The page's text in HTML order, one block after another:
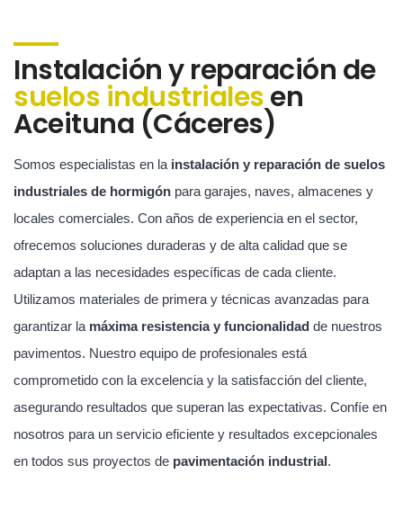
Instalación y reparación de
suelos industrialesen
Aceituna (Cáceres)
Somos especialistas en la instalación y reparación de suelos
industriales de hormigón para garajes, naves, almacenes y
locales comerciales. Con años de experiencia en el sector,
ofrecemos soluciones duraderas y de alta calidad que se
adaptan a las necesidades específicas de cada cliente.
Utilizamos materiales de primera y técnicas avanzadas para
garantizar la máxima resistencia y funcionalidad de nuestros
pavimentos. Nuestro equipo de profesionales está
comprometido con la excelencia y la satisfacción del cliente,
asegurando resultados que superan las expectativas. Confíe en
nosotros para un servicio eficiente y resultados excepcionales
en todos sus proyectos de pavimentación industrial.